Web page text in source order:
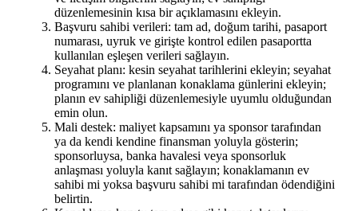
düzenlemesinin kısa bir açıklamasını ekleyin.
Başvuru sahibi verileri: tam ad, doğum tarihi, pasaport
numarası, uyruk ve girişte kontrol edilen pasaportta
kullanılan eşleşen verileri sağlayın.
Seyahat planı: kesin seyahat tarihlerini ekleyin; seyahat
programını ve planlanan konaklama günlerini ekleyin;
planın ev sahipliği düzenlemesiyle uyumlu olduğundan
emin olun.
Mali destek: maliyet kapsamını ya sponsor tarafından
ya da kendi kendine finansman yoluyla gösterin;
sponsorluysa, banka havalesi veya sponsorluk
anlaşması yoluyla kanıt sağlayın; konaklamanın ev
sahibi mi yoksa başvuru sahibi mi tarafından ödendiğini
belirtin.